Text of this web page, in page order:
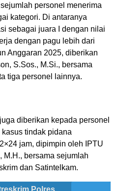
personel menerima
kategori. Di antaranya
sebagai juara I dengan nilai
dengan pagu lebih dari
Anggaran 2025, diberikan
S.Sos., M.Si., bersama
tiga personel lainnya.
diberikan kepada personel
tindak pidana
jam, dipimpin oleh IPTU
M.H., bersama sejumlah
dan Satintelkam.
Polres